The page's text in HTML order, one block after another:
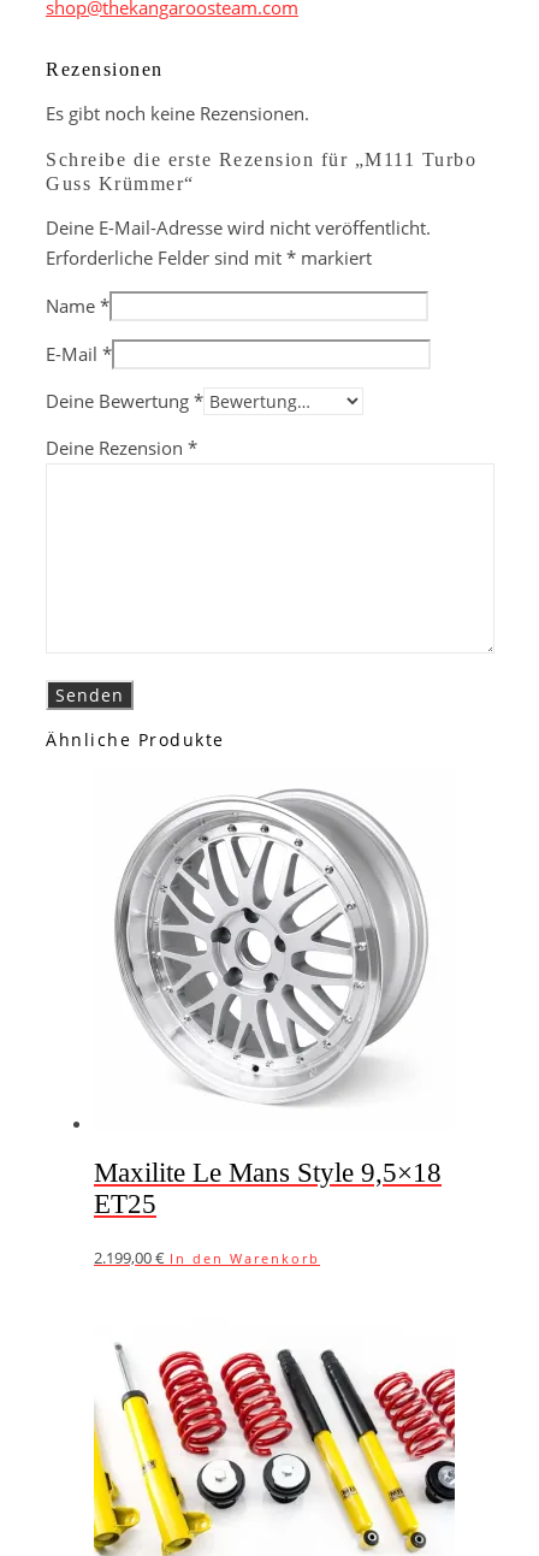
shop@thekangaroosteam.com
Rezensionen
Es gibt noch keine Rezensionen.
Schreibe die erste Rezension für „M111 Turbo
Guss Krümmer“
Deine E-Mail-Adresse wird nicht veröffentlicht.
Erforderliche Felder sind mit * markiert
Name *
E-Mail *
Deine Bewertung *
Deine Rezension *
Ähnliche Produkte
Maxilite Le Mans Style 9,5×18
ET25
2.199,00€ In den Warenkorb